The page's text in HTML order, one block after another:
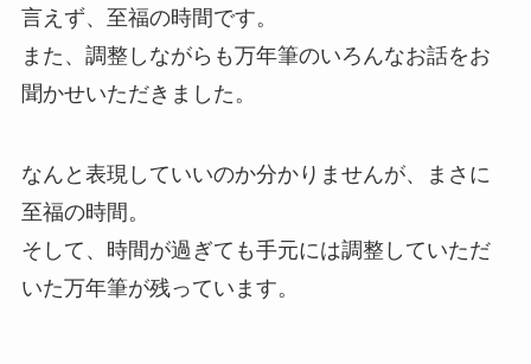
言えず、至福の時間です。
また、調整しながらも万年筆のいろんなお話をお
聞かせいただきました。
なんと表現していいのか分かりませんが、まさに
至福の時間。
そして、時間が過ぎても手元には調整していただ
いた万年筆が残っています。